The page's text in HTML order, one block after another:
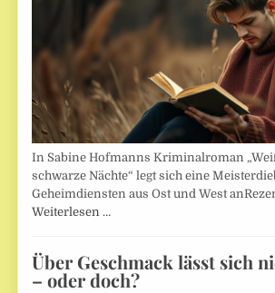
In Sabine Hofmanns Kriminalroman
schwarze Nächte“ legt sich eine
Geheimdiensten aus Ost und West
Weiterlesen …
Über Geschmack lässt sich
– oder doch?